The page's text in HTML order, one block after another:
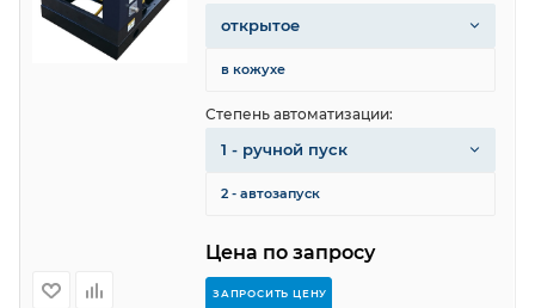
Цена по запросу
ЗАПРОСИТЬ ЦЕНУ
открытое
в кожухе
Степень автоматизации:
1 - ручной пуск
2 - автозапуск